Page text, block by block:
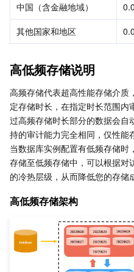
云数据库 SQL Server
TDSQL Boundless
云数据库 MongoDB
时序数据库 CTSDB
数据传输服务
数据库管理中心
网络
网关负载均衡
专线接入
云联网
弹性网卡
NAT 网关
对等连接
密钥管理系统
凭据管理系统
堡垒机
数据安全审计
验证码
文本内容安全
图片内容安全
音频内容安全
视频内容安全
账号风控平台
安全服务
渗透测试服务
安全服务平台
云安全
云防火墙
Web 应用防火墙
主机安全
容器安全服务
应用安全
移动应用安全
安全凭证服务
域名与网站
域名注册
SSL 证书
企业应用
腾讯微卡
中国（含金融地域）
其他国家和地区
高低频存储说明
高频存储代表超高性能存储介质
定存储时长，在指定时长范围内
过高频存储时长部分的数据会自
持的审计能力完全相同，仅性能
当数据库实例配置有低频存储
存储至低频存储中，可以根据对
的冷热层级，从而降低您的存储
高低频存储架构